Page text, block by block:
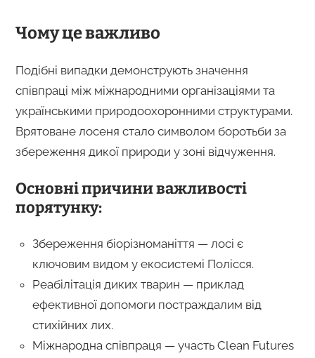
Чому це важливо
Подібні випадки демонструють значення
співпраці між міжнародними організаціями та
українськими природоохоронними структурами.
Врятоване лосеня стало символом боротьби за
збереження дикої природи у зоні відчуження.
Основні причини важливості
порятунку:
Збереження біорізноманіття — лосі є
ключовим видом у екосистемі Полісся.
Реабілітація диких тварин — приклад
ефективної допомоги постраждалим від
стихійних лих.
Міжнародна співпраця — участь Clean Futures